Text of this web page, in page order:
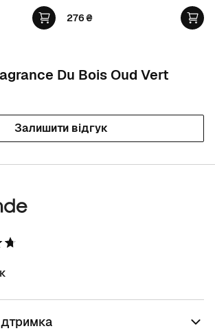
276₴
Du Bois Oud Vert
Залишити відгук